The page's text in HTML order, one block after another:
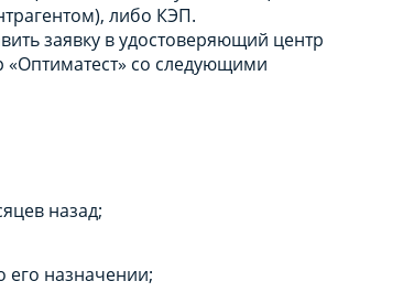
либо КЭП.
заявку в удостоверяющий центр
«Оптиматест» со следующими
назад;
его назначении;